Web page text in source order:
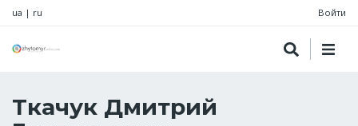
ua | ru Войти
Ткачук Дмитрий